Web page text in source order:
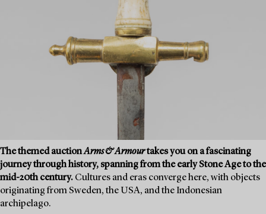
The themed auctionArms & Armourtakes you on a fascinating
journey through history, spanning from the early Stone Age to the
mid-20th century. Cultures and eras converge here, with objects
originating from Sweden, the USA, and the Indonesian
archipelago.